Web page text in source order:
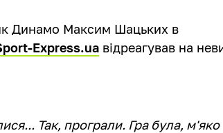
Динамо Максим Шацьких в
Express.ua відреагував на
Так, програли. Гра була, м'яко